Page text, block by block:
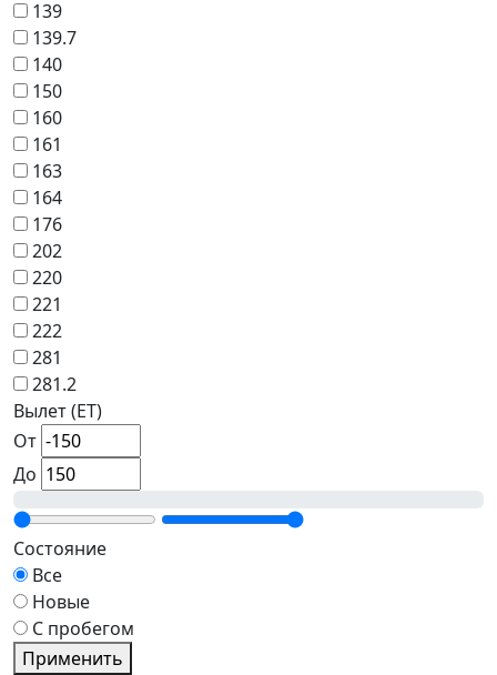
139
139.7
140
150
160
161
163
164
176
202
220
221
222
281
281.2
Вылет (ET)
От
До
Состояние
Все
Новые
С пробегом
Применить